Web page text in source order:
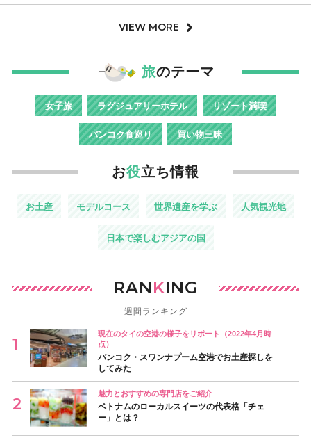
VIEW MORE
旅のテーマ
女子旅 ラグジュアリーホテル リゾート満喫
バンコク食巡り 買い物三昧
お役立ち情報
お土産 モデルコース 世界遺産を学ぶ 人気観光地
日本で楽しむアジアの国
RANKING
週間ランキング
現在のタイの空港の様子をリポート（2022年4月時
点）
バンコク・スワンナプーム空港でお土産探しを
してみた
魅力とおすすめの専門店をご紹介
ベトナムのローカルスイーツの代表格「チェ
ー」とは？